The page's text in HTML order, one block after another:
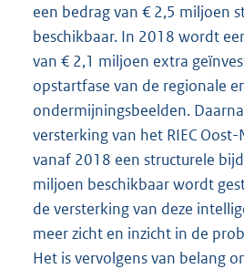
een bedrag van € 2,5 miljoen
beschikbaar. In 2018 wordt
van € 2,1 miljoen extra
opstartfase van de regionale
ondermijningsbeelden.
versterking van het RIEC
vanaf 2018 een structurele
miljoen beschikbaar wordt
de versterking van deze
meer zicht en inzicht in de
Het is vervolgens van belang